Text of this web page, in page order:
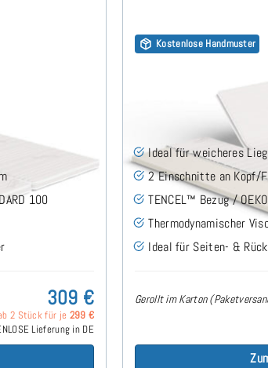
3D) 7cm Split
100
309 €
2 Stück für je 299 €
Lieferung in DE
Kostenlose Handmuster
Visco RG50
180x190 cm
Ideal für weicheres
2 Einschnitte an Kopf/
TENCEL™ Bezug /
Thermodynamischer
Ideal für Seiten- &
Gerollt im Karton